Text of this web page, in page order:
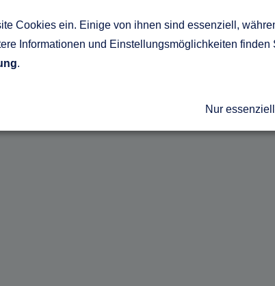
Cookies ein. Einige von ihnen sind essenziell,
Informationen und Einstellungsmöglichkeiten
.
Nur